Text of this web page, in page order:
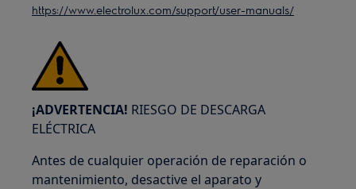
https://www.electrolux.com/support/user-manuals/
¡ADVERTENCIA! RIESGO DE DESCARGA
ELÉCTRICA
Antes de cualquier operación de reparación o
mantenimiento, desactive el aparato y